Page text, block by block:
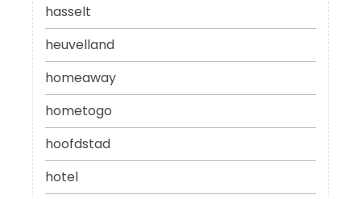
hasselt
heuvelland
homeaway
hometogo
hoofdstad
hotel